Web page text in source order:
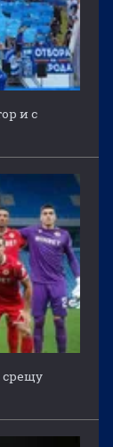
и с
срещу